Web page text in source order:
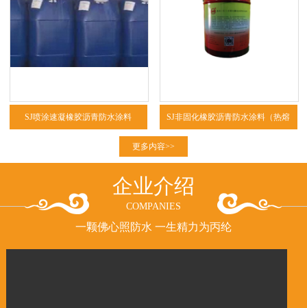
SJ喷涂速凝橡胶沥青防水涂料 SJ非固化橡胶沥青防水涂料（热熔
更多内容>>
企业介绍
COMPANIES
一颗佛心照防水 一生精力为丙纶